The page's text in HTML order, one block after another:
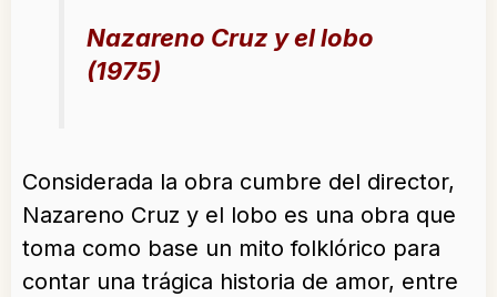
Nazareno Cruz y el lobo
(1975)
Considerada la obra cumbre del director,
Nazareno Cruz y el lobo es una obra que
toma como base un mito folklórico para
contar una trágica historia de amor, entre